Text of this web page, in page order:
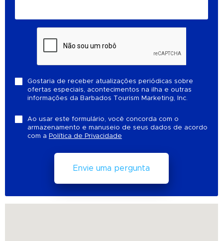
Gostaria de receber atualizações periódicas sobre
ofertas especiais, acontecimentos na ilha e outras
informações da Barbados Tourism Marketing, Inc.
Ao usar este formulário, você concorda com o
armazenamento e manuseio de seus dados de acordo
com a Política de Privacidade